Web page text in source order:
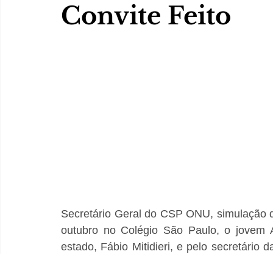
Convite Feito
Secretário Geral do CSP ONU,
outubro no Colégio São Paulo, o jovem
estado, Fábio Mitidieri, e pelo secretário